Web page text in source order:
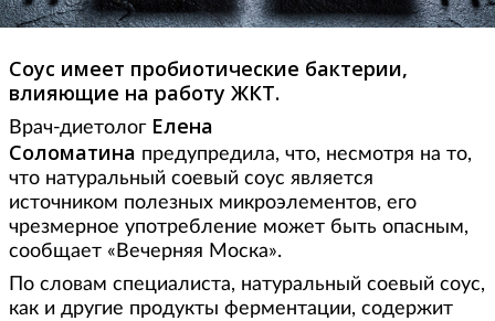
Соус имеет пробиотические бактерии,
влияющие на работу ЖКТ.
Врач-диетолог Елена
Соломатина предупредила, что, несмотря на то,
что натуральный соевый соус является
источником полезных микроэлементов, его
чрезмерное употребление может быть опасным,
сообщает «Вечерняя Моска».
По словам специалиста, натуральный соевый соус,
как и другие продукты ферментации, содержит